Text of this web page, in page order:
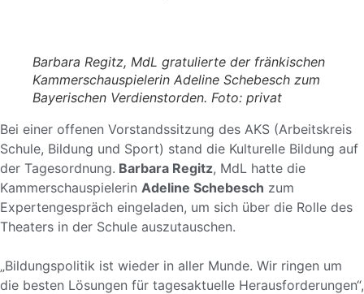
Barbara Regitz, MdL gratulierte der fränkischen
Kammerschauspielerin Adeline Schebesch zum
Bayerischen Verdienstorden. Foto: privat
Bei einer offenen Vorstandssitzung des AKS (Arbeitskreis
Schule, Bildung und Sport) stand die Kulturelle Bildung auf
der Tagesordnung. Barbara Regitz, MdL hatte die
Kammerschauspielerin Adeline Schebesch zum
Expertengespräch eingeladen, um sich über die Rolle des
Theaters in der Schule auszutauschen.
„Bildungspolitik ist wieder in aller Munde. Wir ringen um
die besten Lösungen für tagesaktuelle Herausforderungen“,